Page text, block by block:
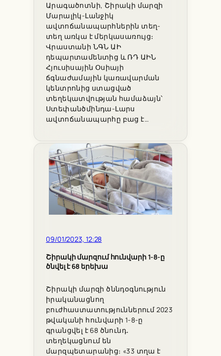
Արագածոտնի, Շիրակի մարզի
Մարալիկ-Լանջիկ
ավտոճանապարհներին տեղ-
տեղ առկա է մերկասառույց։
Վրաստանի ՆԳՆ ԱԻ
դեպարտամենտից և ՌԴ ԱԻՆ
Հյուսիսային Օսիայի
ճգնաժամային կառավարման
կենտրոնից ստացված
տեղեկատվության համաձայն՝
Ստեփանծմինդա-Լարս
ավտոճանապարհը բաց է…
09/01/2023, 12:28
Շիրակի մարզում հունվարի 1-8-ը
ծնվել է 68 երեխա
Շիրակի մարզի ծննդօգնություն
իրականացնող
բուժհաստատություններում 2023
թվականի հունվարի 1-8-ը
գրանցվել է 68 ծնունդ․
տեղեկացնում են
մարզպետարանից։ «33 տղա է